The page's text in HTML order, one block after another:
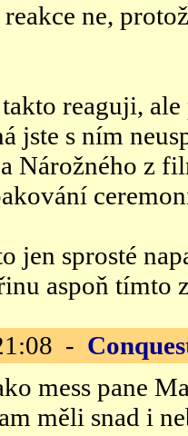
ne,
reaguji,
jste s ním
Nárožného z
jen sprosté
aspoň tímto
-
mess pane
měli snad i